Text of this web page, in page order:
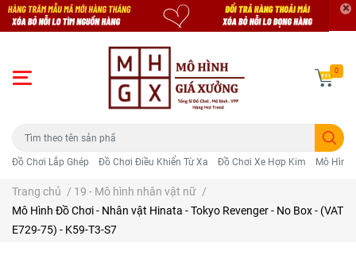
Đồ Chơi Lắp Ghép Đồ Chơi Điều Khiển Từ Xa Đồ Chơi Xe Hợp Kim Mô Hình
0
Trang chủ / 19 - Mô hình nhân vật nữ /
Mô Hình Đồ Chơi - Nhân vật Hinata - Tokyo Revenger - No Box - (VAT
E729-75) - K59-T3-S7